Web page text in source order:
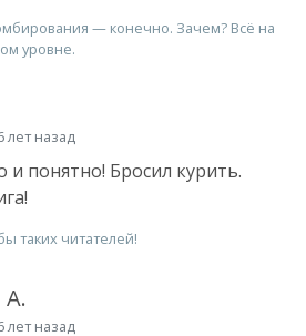
— конечно. Зачем? Всё на
уровне.
лет назад
и понятно! Бросил курить.
таких читателей!
А.
лет назад